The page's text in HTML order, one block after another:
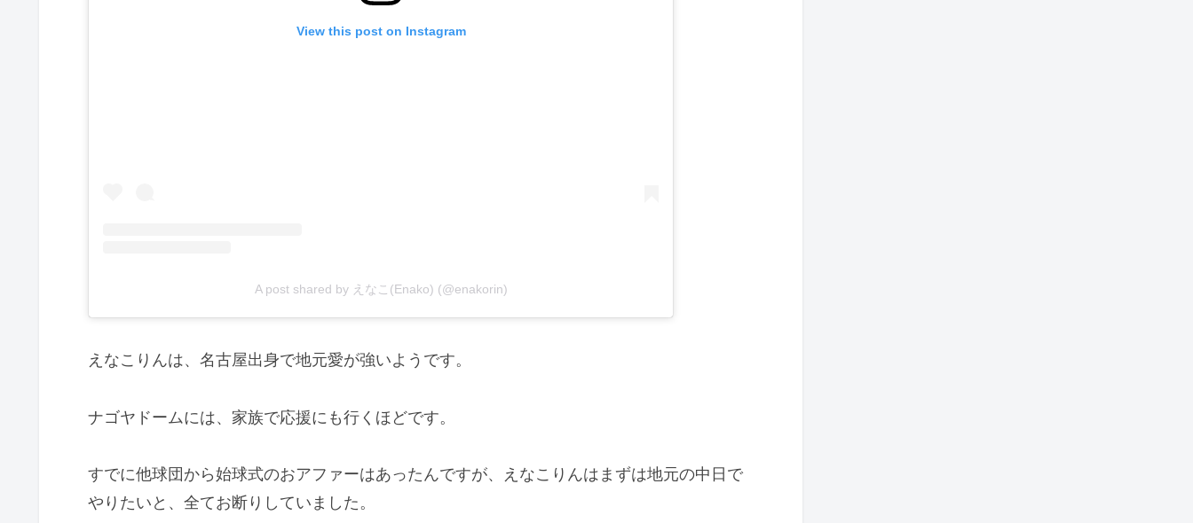
View this post on Instagram
A post shared by えなこ(Enako) (@enakorin)
えなこりんは、名古屋出身で地元愛が強いようです。
ナゴヤドームには、家族で応援にも行くほどです。
すでに他球団から始球式のおアファーはあったんですが、えなこりんはまずは地元の中日で
やりたいと、全てお断りしていました。